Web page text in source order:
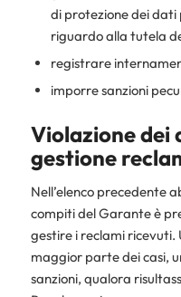
di protezione dei
riguardo alla tutela
registrare
imporre sanzioni
Violazione dei
gestione
Nell’elenco precedente
compiti del Garante è
gestire i reclami ricevuti.
maggior parte dei casi,
sanzioni, qualora